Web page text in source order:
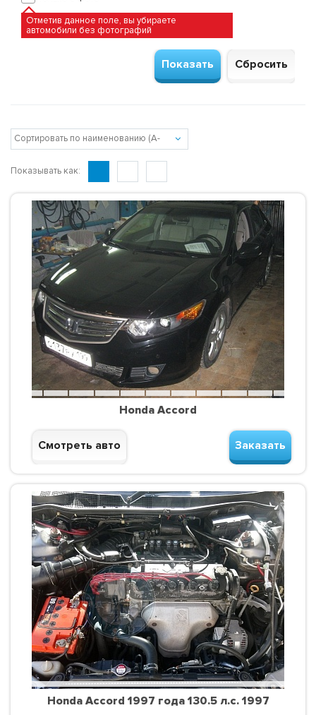
Отметив данное поле, вы убираете
автомобили без фотографий
Показывать как:
Honda Accord
Смотреть авто Заказать
Honda Accord 1997 года 130.5 л.с. 1997